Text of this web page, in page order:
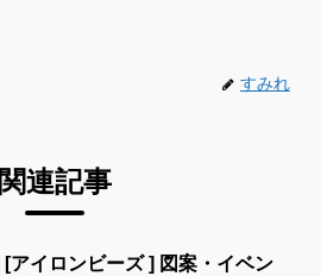
すみれ
関連記事
[アイロンビーズ ] 図案・イベン